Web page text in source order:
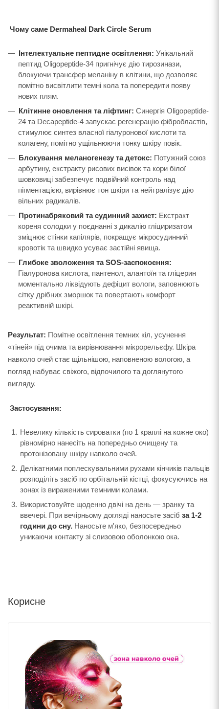
Чому саме Dermaheal Dark Circle Serum
Інтелектуальне пептидне освітлення: Унікальний
пептид Oligopeptide-34 пригнічує дію тирозинази,
блокуючи трансфер меланіну в клітини, що дозволяє
помітно висвітлити темні кола та попередити появу
нових плям.
Клітинне оновлення та ліфтинг: Синергія Oligopeptide-
24 та Decapeptide-4 запускає регенерацію фібробластів,
стимулює синтез власної гіалуронової кислоти та
колагену, помітно ущільнюючи тонку шкіру повік.
Блокування меланогенезу та детокс: Потужний союз
арбутину, екстракту рисових висівок та кори білої
шовковиці забезпечує подвійний контроль над
пігментацією, вирівнює тон шкіри та нейтралізує дію
вільних радикалів.
Протинабряковий та судинний захист: Екстракт
кореня солодки у поєднанні з дикалію гліциризатом
зміцнює стінки капілярів, покращує мікросудинний
кровотік та швидко усуває застійні явища.
Глибоке зволоження та SOS-заспокоєння:
Гіалуронова кислота, пантенол, алантоїн та гліцерин
моментально ліквідують дефіцит вологи, заповнюють
сітку дрібних зморшок та повертають комфорт
реактивній шкірі.
Результат: Помітне освітлення темних кіл, усунення
«тіней» під очима та вирівнювання мікрорельєфу. Шкіра
навколо очей стає щільнішою, наповненою вологою, а
погляд набуває свіжого, відпочилого та доглянутого
вигляду.
Застосування:
Невелику кількість сироватки (по 1 краплі на кожне око)
рівномірно нанесіть на попередньо очищену та
протонізовану шкіру навколо очей.
Делікатними поплескувальними рухами кінчиків пальців
розподіліть засіб по орбітальній кістці, фокусуючись на
зонах із вираженими темними колами.
Використовуйте щоденно двічі на день — зранку та
ввечері. При вечірньому догляді наносьте засіб за 1-2
години до сну. Наносьте м'яко, безпосередньо
уникаючи контакту зі слизовою оболонкою ока.
Корисне